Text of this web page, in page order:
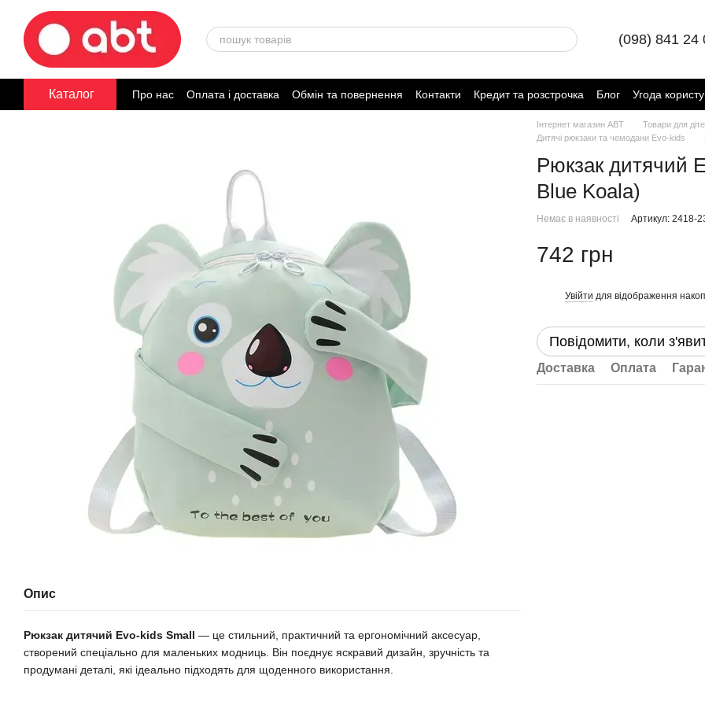
Перейти до основного контенту
(098) 841 24
Каталог Про нас Оплата і доставка Обмін та повернення Контакти Кредит та розстрочка Блог
Угода
Договір публічної оферти
Опис
Рюкзак дитячий Evo-kids Small — це стильний, практичний та ергономічний аксесуар,
створений спеціально для маленьких модниць. Він поєднує яскравий дизайн, зручність та
продумані деталі, які ідеально підходять для щоденного використання.
Інтернет магазин ABT
Товари для
Дитячі рюкзаки та чемодани Evo-kids
Рюкзак дитячий
Blue Koala)
Немає в наявності Артикул: 2418-
742 грн
Увійти для відображення
Повідомити, коли
Доставка Оплата